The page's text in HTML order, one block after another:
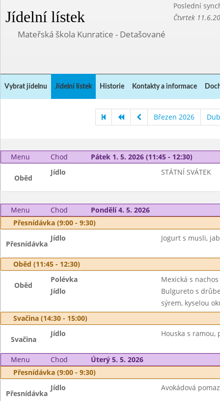
Jídelní lístek
Poslední
Čtvrtek
Mateřská škola Kunratice - Detašované
Vybrat jídelnu Jídelní lístek Historie Kontakty a informace
Březen 2026
Menu Chod Pátek 1. 5. 2026 (11:45 - 12:30)
Oběd
Jídlo STÁTNÍ SVÁTEK
Menu Chod
Pondělí 4. 5. 2026
Přesnídávka (9:00 - 9:30)
Přesnídávka
Jídlo Jogurt s musli,
Oběd (11:45 - 12:30)
Oběd
Polévka
Mexická s nachos
Jídlo
Bulgureto s
sýrem, kyselou
Svačina (14:30 - 15:00)
Svačina
Jídlo Houska s ramou,
Menu Chod
Úterý 5. 5. 2026
Přesnídávka (9:00 - 9:30)
Přesnídávka
Jídlo Avokádová